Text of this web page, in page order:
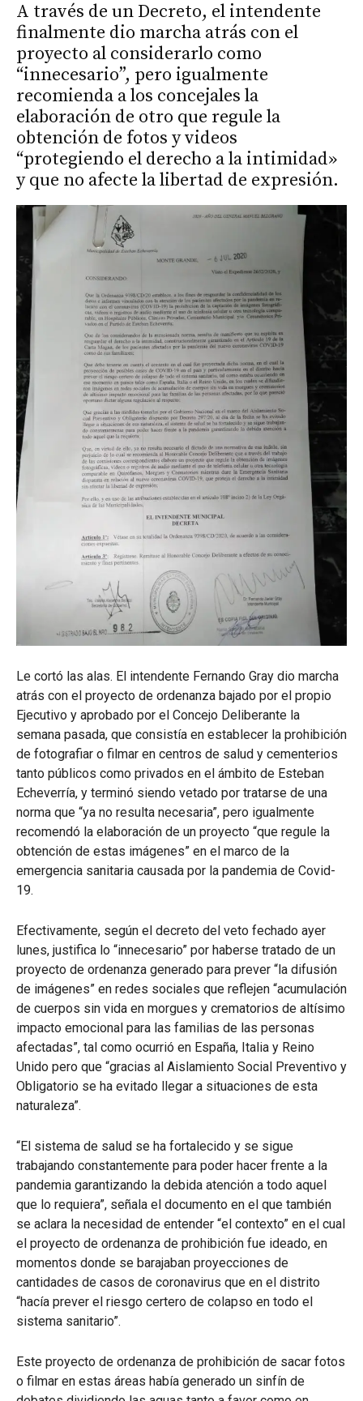
A través de un Decreto, el intendente
finalmente dio marcha atrás con el
proyecto al considerarlo como
“innecesario”, pero igualmente
recomienda a los concejales la
elaboración de otro que regule la
obtención de fotos y videos
“protegiendo el derecho a la intimidad»
y que no afecte la libertad de expresión.
Le cortó las alas. El intendente Fernando Gray dio marcha
atrás con el proyecto de ordenanza bajado por el propio
Ejecutivo y aprobado por el Concejo Deliberante la
semana pasada, que consistía en establecer la prohibición
de fotografiar o filmar en centros de salud y cementerios
tanto públicos como privados en el ámbito de Esteban
Echeverría, y terminó siendo vetado por tratarse de una
norma que “ya no resulta necesaria”, pero igualmente
recomendó la elaboración de un proyecto “que regule la
obtención de estas imágenes” en el marco de la
emergencia sanitaria causada por la pandemia de Covid-
19.
Efectivamente, según el decreto del veto fechado ayer
lunes, justifica lo “innecesario” por haberse tratado de un
proyecto de ordenanza generado para prever “la difusión
de imágenes” en redes sociales que reflejen “acumulación
de cuerpos sin vida en morgues y crematorios de altísimo
impacto emocional para las familias de las personas
afectadas”, tal como ocurrió en España, Italia y Reino
Unido pero que “gracias al Aislamiento Social Preventivo y
Obligatorio se ha evitado llegar a situaciones de esta
naturaleza”.
“El sistema de salud se ha fortalecido y se sigue
trabajando constantemente para poder hacer frente a la
pandemia garantizando la debida atención a todo aquel
que lo requiera”, señala el documento en el que también
se aclara la necesidad de entender “el contexto” en el cual
el proyecto de ordenanza de prohibición fue ideado, en
momentos donde se barajaban proyecciones de
cantidades de casos de coronavirus que en el distrito
“hacía prever el riesgo certero de colapso en todo el
sistema sanitario”.
Este proyecto de ordenanza de prohibición de sacar fotos
o filmar en estas áreas había generado un sinfín de